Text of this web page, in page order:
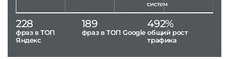
228
фраз в ТОП
Яндекс
189
фраз в ТОП Google
492%
общий рост
трафика